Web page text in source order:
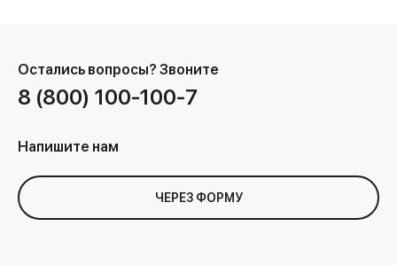
Остались вопросы? Звоните
8 (800) 100-100-7
Напишите нам
ЧЕРЕЗ ФОРМУ